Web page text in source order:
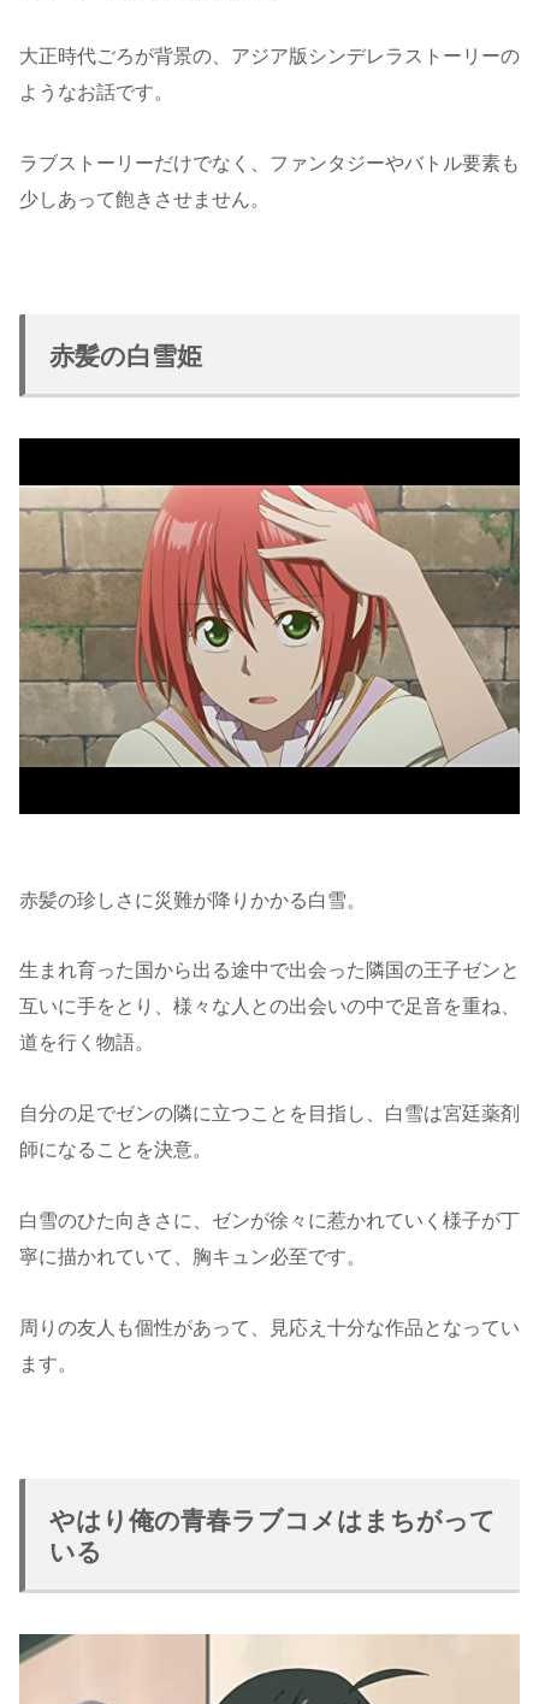
大正時代ごろが背景の、アジア版シンデレラストーリーの
ようなお話です。
ラブストーリーだけでなく、ファンタジーやバトル要素も
少しあって飽きさせません。
赤髪の白雪姫
赤髪の珍しさに災難が降りかかる白雪。
生まれ育った国から出る途中で出会った隣国の王子ゼンと
互いに手をとり、様々な人との出会いの中で足音を重ね、
道を行く物語。
自分の足でゼンの隣に立つことを目指し、白雪は宮廷薬剤
師になることを決意。
白雪のひた向きさに、ゼンが徐々に惹かれていく様子が丁
寧に描かれていて、胸キュン必至です。
周りの友人も個性があって、見応え十分な作品となってい
ます。
やはり俺の青春ラブコメはまちがって
いる